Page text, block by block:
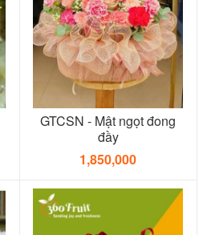
GTCSN - Mật ngọt đong
đầy
1,850,000